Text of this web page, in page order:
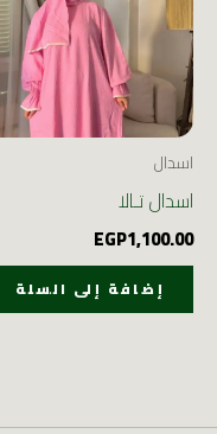
اسدال
اسدال تـالا
EGP1,100.00
إضافة إلى السلة